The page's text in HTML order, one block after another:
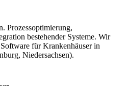
Prozessoptimierung,
bestehender Systeme. Wir
für Krankenhäuser in
Niedersachsen).